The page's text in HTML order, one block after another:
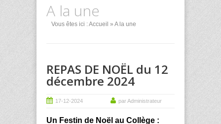
A la une
Vous êtes ici :Accueil » A la une
REPAS DE NOËL du 12
décembre 2024
17-12-2024 par Administrateur
Un Festin de Noël au Collège :